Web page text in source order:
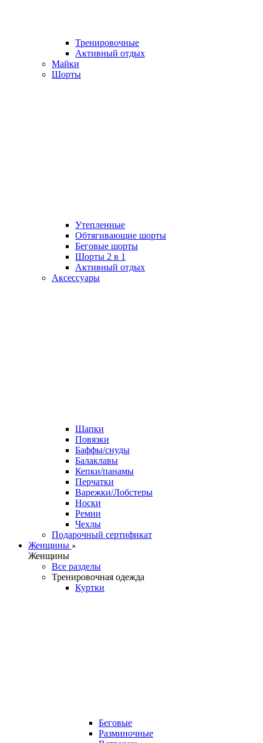
Тренировочные
Активный отдых
Майки
Шорты
Утепленные
Обтягивающие шорты
Беговые шорты
Шорты 2 в 1
Активный отдых
Аксессуары
Шапки
Повязки
Баффы/снуды
Балаклавы
Кепки/панамы
Перчатки
Варежки/Лобстеры
Носки
Ремни
Чехлы
Подарочный сертификат
Женщины
Женщины
Все разделы
Тренировочная одежда
Куртки
Беговые
Разминочные